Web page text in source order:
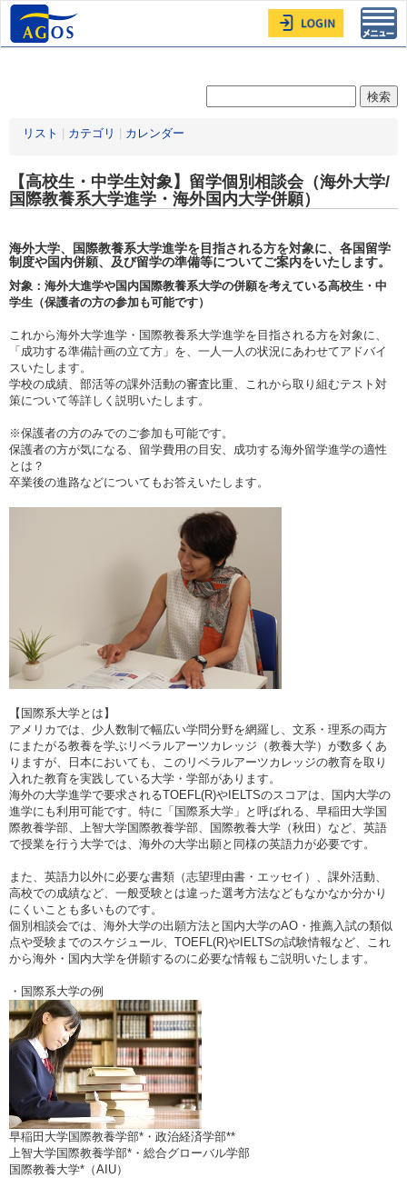
リスト カテゴリ カレンダー
【高校生・中学生対象】留学個別相談会（海外大学/
国際教養系大学進学・海外国内大学併願）
海外大学、国際教養系大学進学を目指される方を対象に、各国留学
制度や国内併願、及び留学の準備等についてご案内をいたします。
対象：海外大進学や国内国際教養系大学の併願を考えている高校生・中
学生（保護者の方の参加も可能です）
これから海外大学進学・国際教養系大学進学を目指される方を対象に、
「成功する準備計画の立て方」を、一人一人の状況にあわせてアドバイ
スいたします。
学校の成績、部活等の課外活動の審査比重、これから取り組むテスト対
策について等詳しく説明いたします。
※保護者の方のみでのご参加も可能です。
保護者の方が気になる、留学費用の目安、成功する海外留学進学の適性
とは？
卒業後の進路などについてもお答えいたします。
【国際系大学とは】
アメリカでは、少人数制で幅広い学問分野を網羅し、文系・理系の両方
にまたがる教養を学ぶリベラルアーツカレッジ（教養大学）が数多くあ
りますが、日本においても、このリベラルアーツカレッジの教育を取り
入れた教育を実践している大学・学部があります。
海外の大学進学で要求されるTOEFL(R)やIELTSのスコアは、国内大学の
進学にも利用可能です。特に「国際系大学」と呼ばれる、早稲田大学国
際教養学部、上智大学国際教養学部、国際教養大学（秋田）など、英語
で授業を行う大学では、海外の大学出願と同様の英語力が必要です。
また、英語力以外に必要な書類（志望理由書・エッセイ）、課外活動、
高校での成績など、一般受験とは違った選考方法などもなかなか分かり
にくいことも多いものです。
個別相談会では、海外大学の出願方法と国内大学のAO・推薦入試の類似
点や受験までのスケジュール、TOEFL(R)やIELTSの試験情報など、これ
から海外・国内大学を併願するのに必要な情報もご説明いたします。
・国際系大学の例
早稲田大学国際教養学部*・政治経済学部**
上智大学国際教養学部*・総合グローバル学部
国際教養大学*（AIU）